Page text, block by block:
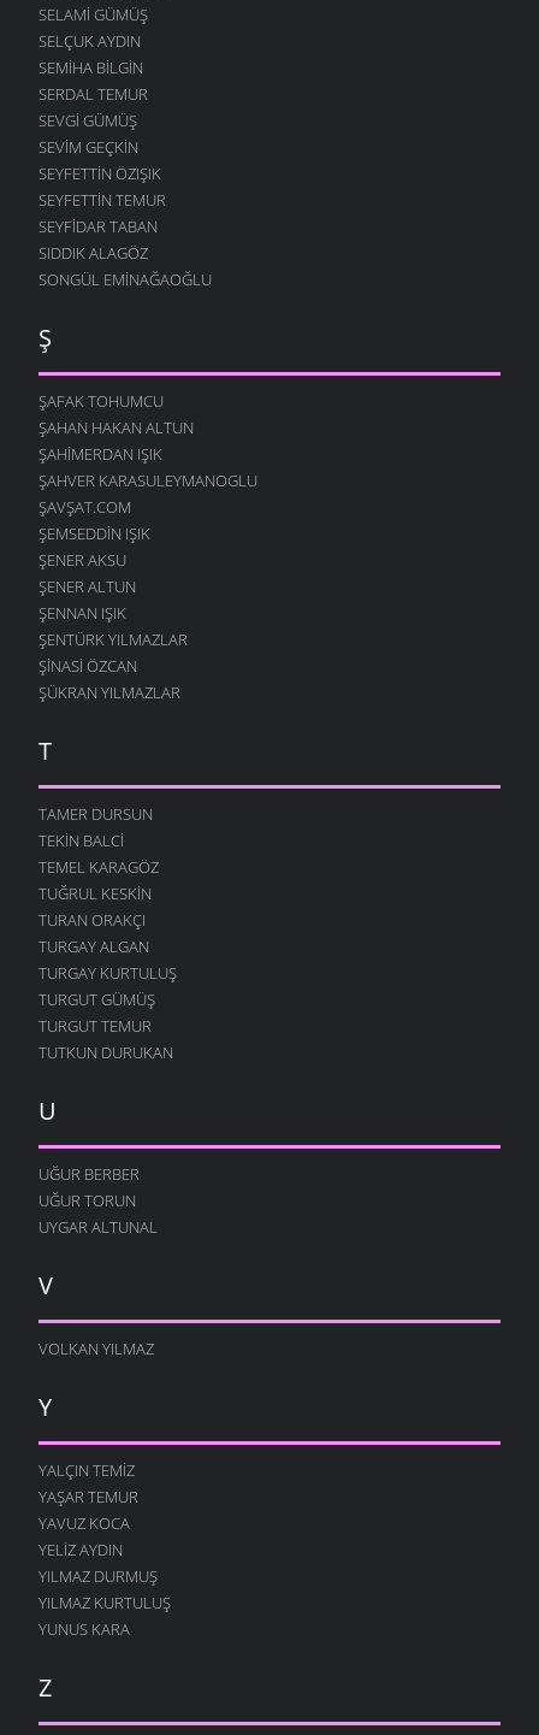
SELAMI GÜMÜŞ
SELÇUK AYDIN
SEMIHA BILGIN
SERDAL TEMUR
SEVGI GÜMÜŞ
SEVIM GEÇKIN
SEYFETTIN ÖZIŞIK
SEYFETTIN TEMUR
SEYFIDAR TABAN
SIDDIK ALAGÖZ
SONGÜL EMINAĞAOĞLU
Ş
ŞAFAK TOHUMCU
ŞAHAN HAKAN ALTUN
ŞAHIMERDAN IŞIK
ŞAHVER KARASULEYMANOGLU
ŞAVŞAT.COM
ŞEMSEDDIN IŞIK
ŞENER AKSU
ŞENER ALTUN
ŞENNAN IŞIK
ŞENTÜRK YILMAZLAR
ŞINASI ÖZCAN
ŞÜKRAN YILMAZLAR
T
TAMER DURSUN
TEKIN BALCI
TEMEL KARAGÖZ
TUĞRUL KESKIN
TURAN ORAKÇI
TURGAY ALGAN
TURGAY KURTULUŞ
TURGUT GÜMÜŞ
TURGUT TEMUR
TUTKUN DURUKAN
U
UĞUR BERBER
UĞUR TORUN
UYGAR ALTUNAL
V
VOLKAN YILMAZ
Y
YALÇIN TEMIZ
YAŞAR TEMUR
YAVUZ KOCA
YELIZ AYDIN
YILMAZ DURMUŞ
YILMAZ KURTULUŞ
YUNUS KARA
Z